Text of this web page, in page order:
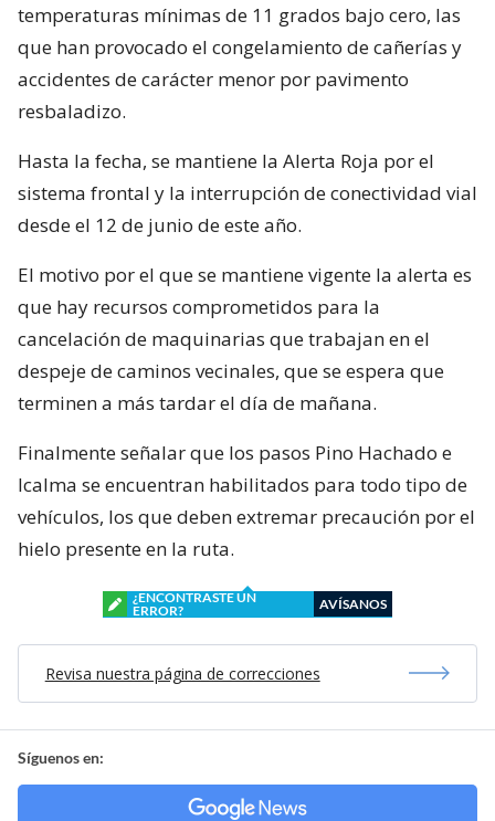
temperaturas mínimas de 11 grados bajo cero, las
que han provocado el congelamiento de cañerías y
accidentes de carácter menor por pavimento
resbaladizo.
Hasta la fecha, se mantiene la Alerta Roja por el
sistema frontal y la interrupción de conectividad vial
desde el 12 de junio de este año.
El motivo por el que se mantiene vigente la alerta es
que hay recursos comprometidos para la
cancelación de maquinarias que trabajan en el
despeje de caminos vecinales, que se espera que
terminen a más tardar el día de mañana.
Finalmente señalar que los pasos Pino Hachado e
Icalma se encuentran habilitados para todo tipo de
vehículos, los que deben extremar precaución por el
hielo presente en la ruta.
¿ENCONTRASTE UN
ERROR?
AVÍSANOS
Revisa nuestra página de correcciones
Síguenos en: